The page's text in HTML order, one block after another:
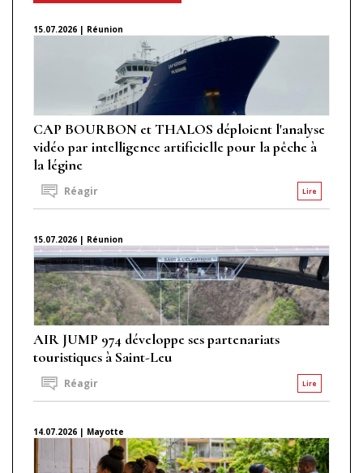
15.07.2026 | Réunion
CAP BOURBON et THALOS déploient l'analyse
vidéo par intelligence artificielle pour la pêche à
la légine
Lire
Réagir
15.07.2026 | Réunion
AIR JUMP 974 développe ses partenariats
touristiques à Saint-Leu
Lire
Réagir
14.07.2026 | Mayotte